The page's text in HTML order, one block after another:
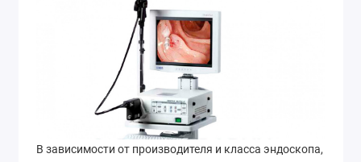
В зависимости от производителя и класса эндоскопа,